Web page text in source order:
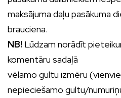
maksājuma daļu pasākuma
brauciena.
NB! Lūdzam norādīt
komentāru sadaļā
vēlamo gultu izmēru
nepieciešamo gultu/